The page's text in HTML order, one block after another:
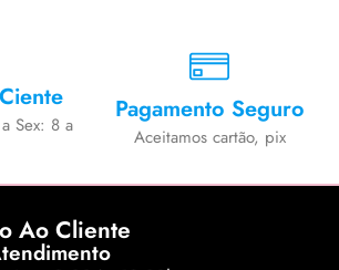
Sex: 8 a
Pagamento Seguro
Aceitamos cartão, pix
Ao Cliente